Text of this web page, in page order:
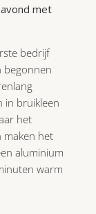
met
bedrijf
begonnen
in bruikleen
het
maken het
aluminium
warm